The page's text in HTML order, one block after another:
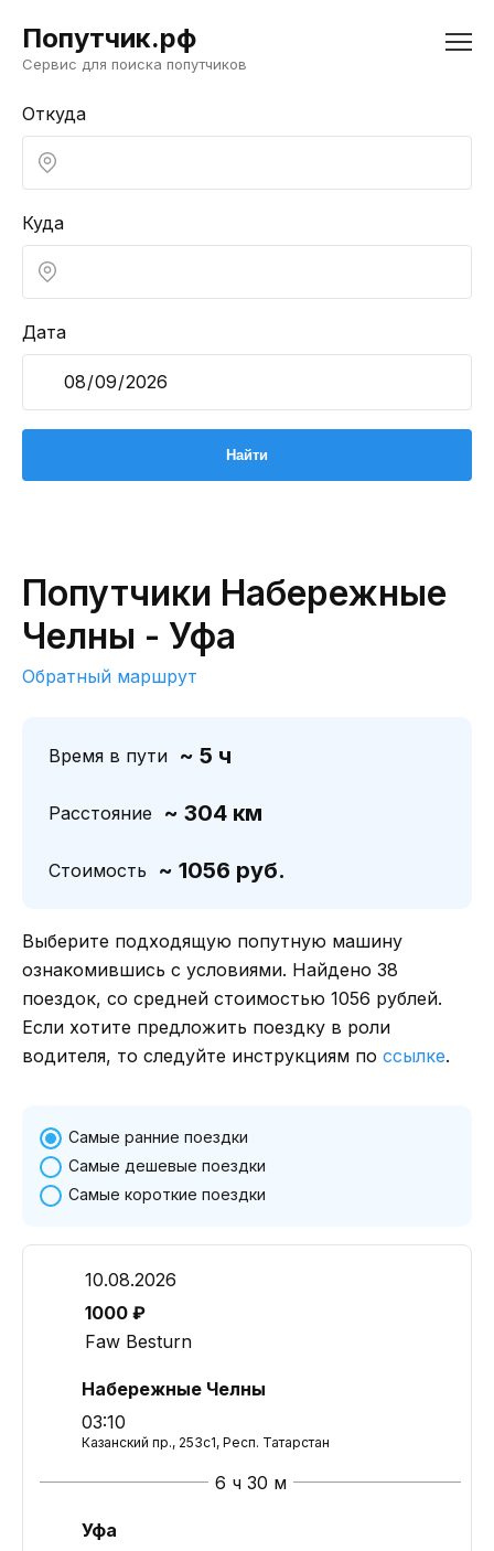
Попутчик.рф
Сервис для поиска попутчиков
Откуда
Куда
Дата
Попутчики Набережные
Челны - Уфа
Обратный маршрут
Время в пути ~ 5 ч
Расстояние ~ 304 км
Стоимость ~ 1056 руб.
Выберите подходящую попутную машину
ознакомившись с условиями. Найдено 38
поездок, со средней стоимостью 1056 рублей.
Если хотите предложить поездку в роли
водителя, то следуйте инструкциям по ссылке.
Самые ранние поездки
Самые дешевые поездки
Самые короткие поездки
10.08.2026
1000 ₽
Faw Besturn
Набережные Челны
03:10
Казанский пр., 253с1, Респ. Татарстан
6 ч 30 м
Уфа